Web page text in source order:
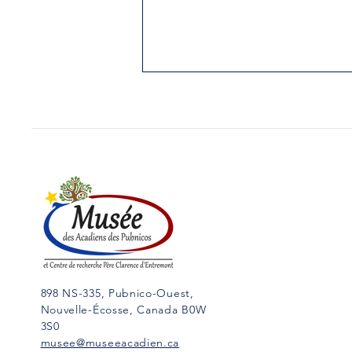
sa famille
Maisonnat, dit Baptiste, et...
898 NS-335, Pubnico-Ouest,
Nouvelle-Écosse, Canada B0W
3S0
musee@museeacadien.ca